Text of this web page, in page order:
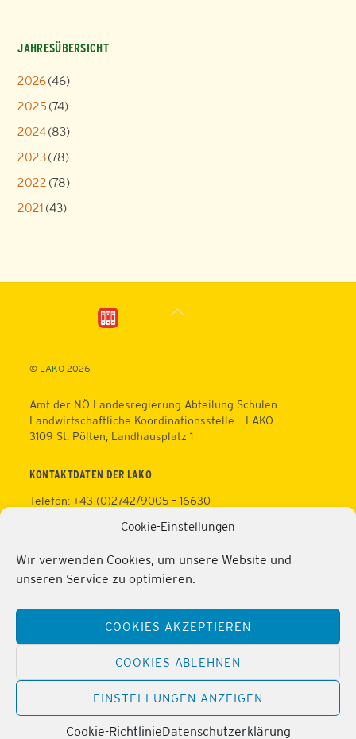
Cookie-Einstellungen
Wir verwenden Cookies, um unsere Website und
unseren Service zu optimieren.
COOKIES AKZEPTIEREN
COOKIES ABLEHNEN
EINSTELLUNGEN ANZEIGEN
Cookie-RichtlinieDatenschutzerklärung
JAHRESÜBERSICHT
2026(46)
2025 (74)
2024(83)
2023(78)
2022 (78)
2021 (43)
Back
© LAKO2026
Amt der NÖ Landesregierung Abteilung Schulen
Landwirtschaftliche Koordinationsstelle – LAKO
3109 St. Pölten, Landhausplatz 1
KONTAKTDATEN DER LAKO
Telefon: +43 (0)2742/9005 – 16630
https://lako.at
Datenschutz
Impressum
Telefon: +43 (0)2286/2202
Mobil: +43 (0)676/81213100
Fax: +43 (0)2286/2202/22
https://lako.at/lako-service/personalvertretung/